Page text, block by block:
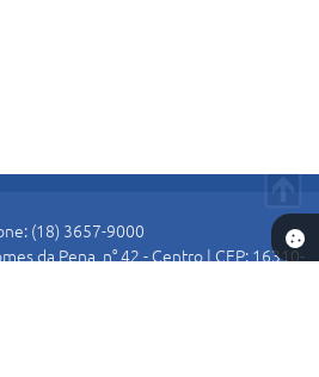
(18) 3657-9000
da Pena, n° 42 - Centro | CEP: 16310-